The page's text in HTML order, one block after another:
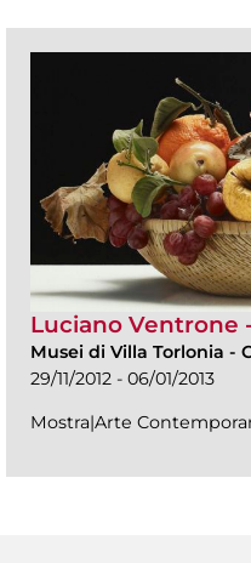
Luciano Ventrone
Musei di Villa Torlonia -
29/11/2012 - 06/01/2013
Mostra|Arte